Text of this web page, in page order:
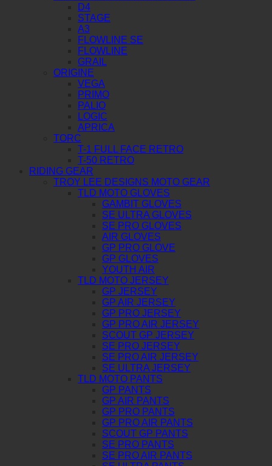
D4
STAGE
A3
FLOWLINE SE
FLOWLINE
GRAIL
ORIGINE
VEGA
PRIMO
PALIO
LOGIC
APRICA
TORC
T-1 FULL FACE RETRO
T-50 RETRO
RIDING GEAR
TROY LEE DESIGNS MOTO GEAR
TLD MOTO GLOVES
GAMBIT GLOVES
SE ULTRA GLOVES
SE PRO GLOVES
AIR GLOVES
GP PRO GLOVE
GP GLOVES
YOUTH AIR
TLD MOTO JERSEY
GP JERSEY
GP AIR JERSEY
GP PRO JERSEY
GP PRO AIR JERSEY
SCOUT GP JERSEY
SE PRO JERSEY
SE PRO AIR JERSEY
SE ULTRA JERSEY
TLD MOTO PANTS
GP PANTS
GP AIR PANTS
GP PRO PANTS
GP PRO AIR PANTS
SCOUT GP PANTS
SE PRO PANTS
SE PRO AIR PANTS